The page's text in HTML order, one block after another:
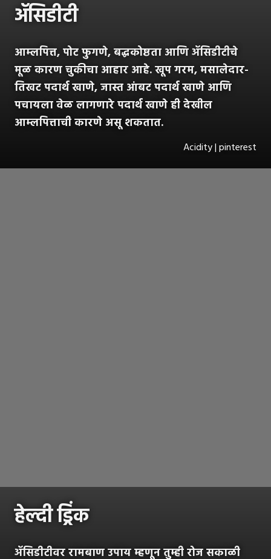
ॲसिडीटी
आम्लपित्त, पोट फुगणे, बद्धकोष्ठता आणि ॲसिडीटीचे
मूळ कारण चुकीचा आहार आहे. खूप गरम, मसालेदार-
तिखट पदार्थ खाणे, जास्त आंबट पदार्थ खाणे आणि
पचायला वेळ लागणारे पदार्थ खाणे ही देखील
आम्लपित्ताची कारणे असू शकतात.
Acidity | pinterest
हेल्दी ड्रिंक
ॲसिडीटीवर रामबाण उपाय म्हणून तुम्ही रोज सकाळी